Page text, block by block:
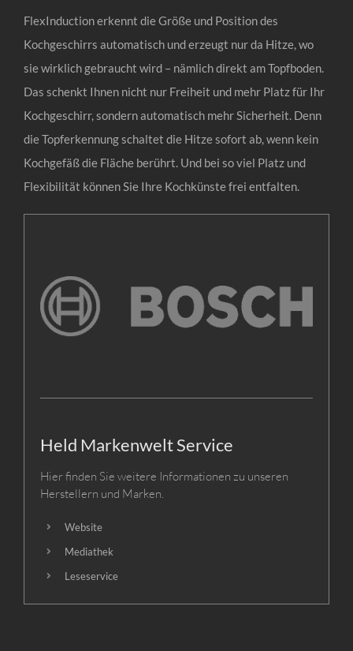
FlexInduction erkennt die Größe und Position des
Kochgeschirrs automatisch und erzeugt nur da Hitze, wo
sie wirklich gebraucht wird – nämlich direkt am Topfboden.
Das schenkt Ihnen nicht nur Freiheit und mehr Platz für Ihr
Kochgeschirr, sondern automatisch mehr Sicherheit. Denn
die Topferkennung schaltet die Hitze sofort ab, wenn kein
Kochgefäß die Fläche berührt. Und bei so viel Platz und
Flexibilität können Sie Ihre Kochkünste frei entfalten.
Held Markenwelt Service
Hier finden Sie weitere Informationen zu unseren
Herstellern und Marken.
Website
Mediathek
Leseservice